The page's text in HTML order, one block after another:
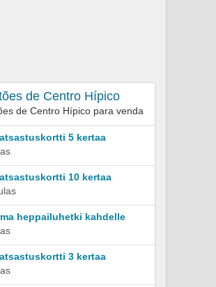
de Centro Hípico
de Centro Hípico para venda
5 kertaa
10 kertaa
heppailuhetki kahdelle
3 kertaa